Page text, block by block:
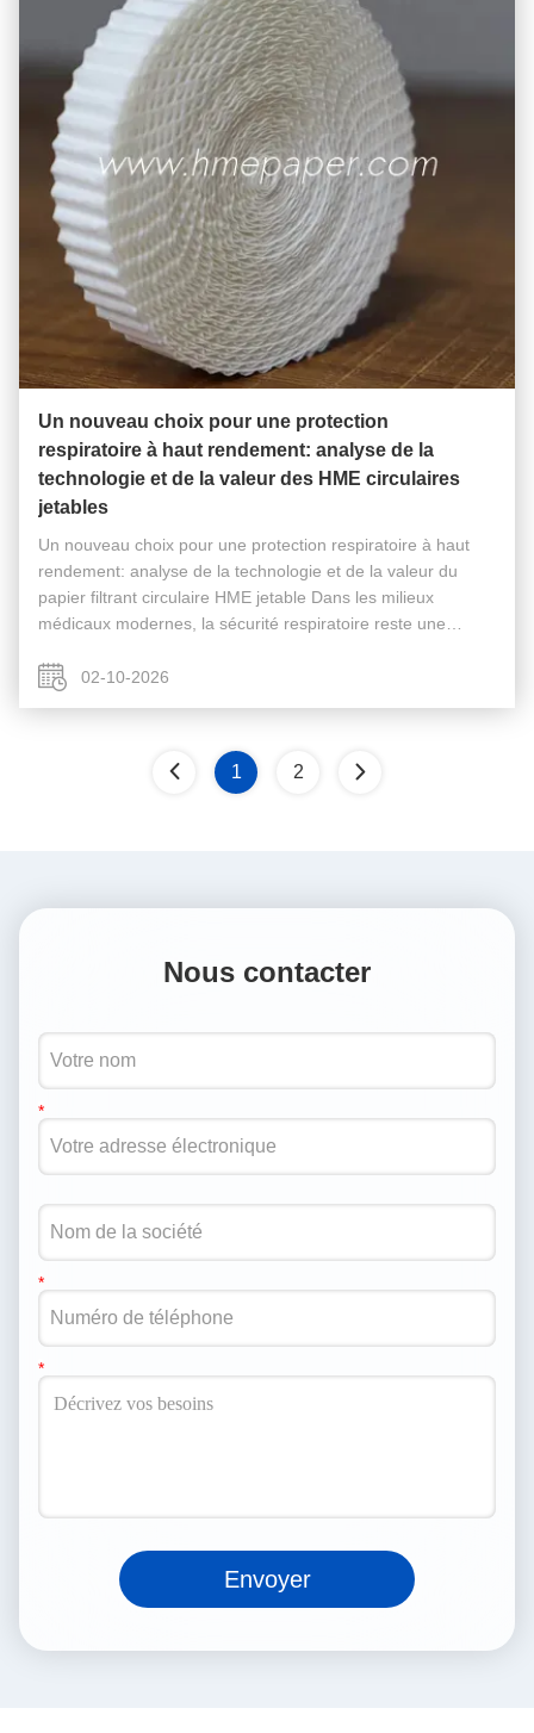
Un nouveau choix pour une protection
respiratoire à haut rendement: analyse de la
technologie et de la valeur des HME circulaires
jetables
Un nouveau choix pour une protection respiratoire à haut
rendement: analyse de la technologie et de la valeur du
papier filtrant circulaire HME jetable Dans les milieux
médicaux modernes, la sécurité respiratoire reste une
de soins ...02-10-2026
1 2
Nous contacter
Envoyer